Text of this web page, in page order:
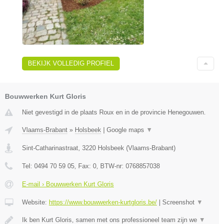
BEKIJK VOLLEDIG PROFIEL
Bouwwerken Kurt Gloris
Niet gevestigd in de plaats Roux en in de provincie Henegouwen.
Vlaams-Brabant » Holsbeek Google maps ▼
Sint-Catharinastraat 3220 Holsbeek (Vlaams-Brabant)
Tel: 0494 70 59 05 , Fax: 0 , BTW-nr: 0768857038
E-mail › Bouwwerken Kurt Gloris
Website: https://www.bouwwerken-kurtgloris.be/ Screenshot ▼
Ik ben Kurt Gloris, samen met ons professioneel team zijn we ▼